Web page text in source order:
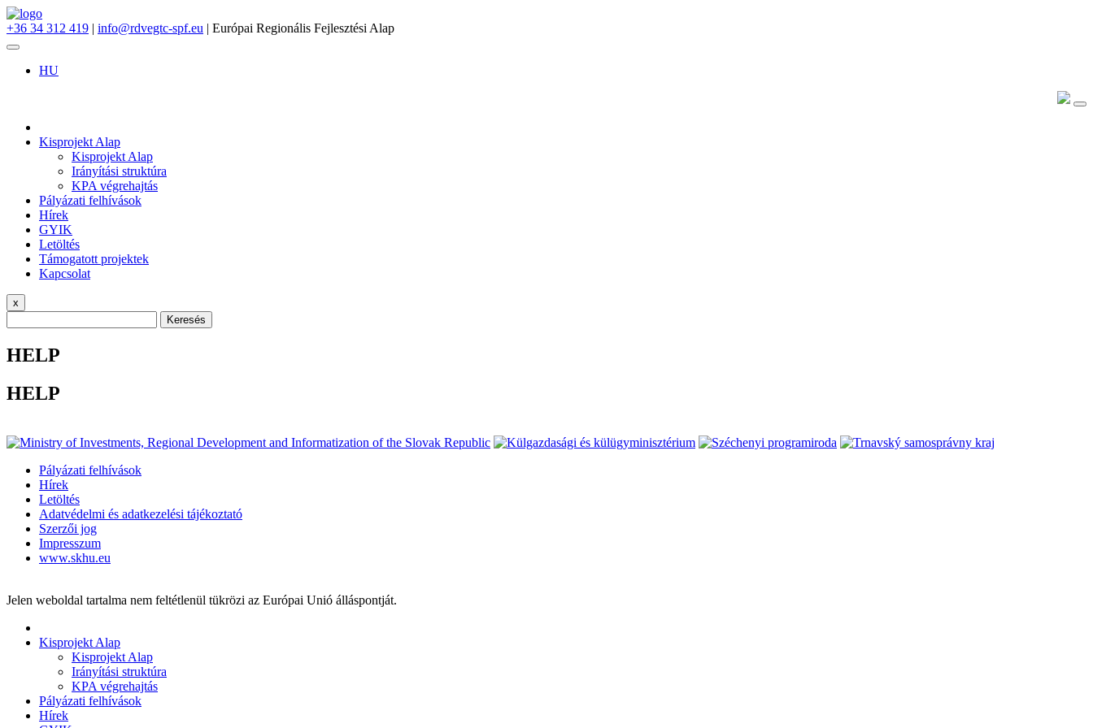
+36 34 312 419 | info@rdvegtc-spf.eu | Európai Regionális Fejlesztési Alap
HU
Kisprojekt Alap
Kisprojekt Alap
Irányítási struktúra
KPA végrehajtás
Pályázati felhívások
Hírek
GYIK
Letöltés
Támogatott projektek
Kapcsolat
x
Keresés
HELP
HELP
Pályázati felhívások
Hírek
Letöltés
Adatvédelmi és adatkezelési tájékoztató
Szerzői jog
Impresszum
www.skhu.eu
Jelen weboldal tartalma nem feltétlenül tükrözi az Európai Unió álláspontját.
Kisprojekt Alap
Kisprojekt Alap
Irányítási struktúra
KPA végrehajtás
Pályázati felhívások
Hírek